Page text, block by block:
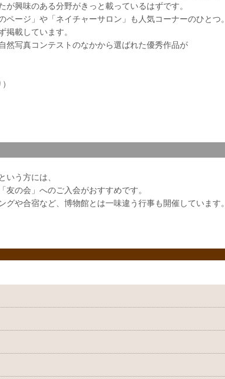
興味のある分野がきっと載っているはずです。
ージ」や「ネイチャーサロン」も人気コーナーのひとつ。
掲載しています。
然写真コンテストのなかから選ばれた優秀作品が
いう方には、
の会」へのご入会がおすすめです。
や合宿など、博物館とは一味違う行事も開催しています。